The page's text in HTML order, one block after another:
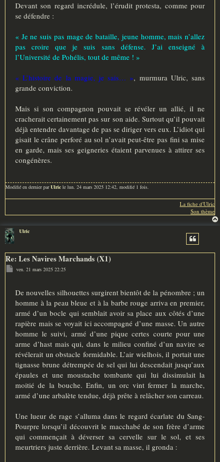
Devant son regard incrédule, l’érudit protesta, comme pour
se défendre :
« Je ne suis pas mage de bataille, jeune homme, mais n’allez
pas croire que je suis sans défense. J’ai enseigné à
l’Université de Pohélis, tout de même ! »
« L’histoire de la magie, je sais… », murmura Ulric, sans
grande conviction.
Mais si son compagnon pouvait se révéler un allié, il ne
cracherait certainement pas sur son aide. Surtout qu’il pouvait
déjà entendre davantage de pas se diriger vers eux. L’idiot qui
gisait le crâne perforé au sol n’avait peut-être pas fini sa mise
en garde, mais ses geigneries étaient parvenues à attirer ses
congénères.
Modifié en dernier parUlric le lun. 24 mars 2025 12:42, modifié 1 fois.
La fiche d'Ulric
Son thème
Ulric
Re: Les Navires Marchands (X1)
M
a
g
e
ven. 21 mars 2025 22:25
De nouvelles silhouettes surgirent bientôt de la pénombre ; un
homme à la peau bleue et à la barbe rouge arriva en premier,
armé d’un bocle qui semblait avoir sa place aux côtés d’une
rapière mais se voyait ici accompagné d’une masse. Un autre
homme le suivi, armé d’une pique certes courte pour une
arme d’hast mais qui, dans le milieu confiné d’un navire se
révélerait un obstacle formidable. L’air wielhois, il portait une
tignasse brune détrempée de sel qui lui descendait jusqu’aux
épaules et une moustache tombante qui lui dissimulait la
moitié de la bouche. Enfin, un orc vint fermer la marche,
armé d’une arbalète tendue, déjà prête à relâcher son carreau.
Une lueur de rage s’alluma dans le regard écarlate du Sang-
Pourpre lorsqu’il découvrit le macchabé de son frère d’arme
qui commençait à déverser sa cervelle sur le sol, et ses
meurtriers juste derrière. Levant sa masse, il gronda :